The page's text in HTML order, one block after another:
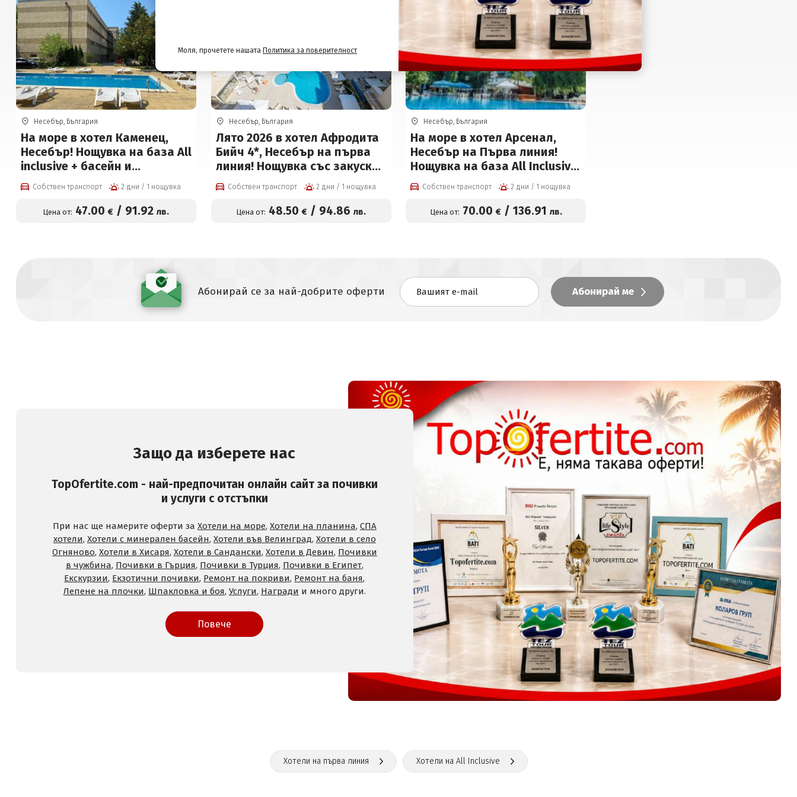
Несебър, България
На море в хотел Каменец,
Несебър! Нощувка на база All
inclusive + басейн и
Безплатно за дете до 12г
Собствен транспорт 2 дни / 1 нощувка
Цена от: 47.00 € / 91.92 лв.
Несебър, България
Лято 2026 в хотел Афродита
Бийч 4*, Несебър на първа
линия! Нощувка със закуска,
възможност за вечеря +
външен басейн, детски кът и
паркинг на цени от 48,50 €
Собствен транспорт 2 дни / 1 нощувка
Цена от: 48.50 € / 94.86 лв.
Несебър, България
На море в хотел Арсенал,
Несебър на Първа линия!
Нощувка на база All Inclusive
+ басейн, детски кът и
фитнес на открито
Собствен транспорт 2 дни / 1 нощувка
Цена от: 70.00 €/ 136.91 лв.
Абонирай се за най-добрите оферти
Защо да изберете нас
TopOfertite.com - най-предпочитан онлайн сайт за почивки
и услуги с отстъпки
При нас ще намерите оферти за Хотели на море, Хотели на планина, СПА
хотели, Хотели с минерален басейн, Хотели във Велинград, Хотели в село
Огняново, Хотели в Хисаря, Хотели в Сандански, Хотели в Девин, Почивки
в чужбина, Почивки в Гърция, Почивки в Турция, Почивки в Египет,
Екскурзии, Екзотични почивки, Ремонт на покриви, Ремонт на баня,
Лепене на плочки, Шпакловка и боя, Услуги, Награди и много други.
Повече
Хотели на първа линия Хотели на All Inclusive
Моля, прочетете нашата Политика за поверителност